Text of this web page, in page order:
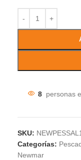
8 personas
SKU:
Categorías:
Newmar